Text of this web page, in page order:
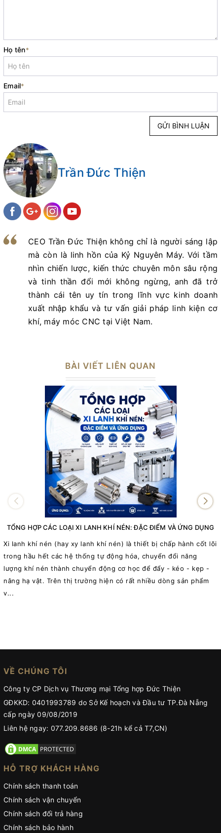
Họ tên*
Email*
GỬI BÌNH LUẬN
Trần Đức Thiện
CEO Trần Đức Thiện không chỉ là người sáng lập
mà còn là linh hồn của Kỷ Nguyên Máy. Với tầm
nhìn chiến lược, kiến thức chuyên môn sâu rộng
và tinh thần đổi mới không ngừng, anh đã trở
thành cái tên uy tín trong lĩnh vực kinh doanh
xuất nhập khẩu và tư vấn giải pháp linh kiện cơ
khí, máy móc CNC tại Việt Nam.
BÀI VIẾT LIÊN QUAN
TỔNG HỢP CÁC LOẠI XI LANH KHÍ NÉN: ĐẶC ĐIỂM VÀ ỨNG DỤNG
Xi lanh khí nén (hay xy lanh khí nén) là thiết bị chấp hành cốt lõi
trong hầu hết các hệ thống tự động hóa, chuyển đổi năng
lượng khí nén thành chuyển động cơ học để đẩy - kéo - kẹp -
nâng hạ vật. Trên thị trường hiện có rất nhiều dòng sản phẩm
v...
VỀ CHÚNG TÔI
Công ty CP Dịch vụ Thương mại Tổng hợp Đức Thiện
GĐKKD: 0401993789 do Sở Kế hoạch và Đầu tư TP.Đà Nẵng
cấp ngày 09/08/2019
Liên hệ ngay: 077.209.8686 (8-21h kể cả T7,CN)
HỖ TRỢ KHÁCH HÀNG
Chính sách thanh toán
Chính sách vận chuyển
Chính sách đổi trả hàng
Chính sách bảo hành